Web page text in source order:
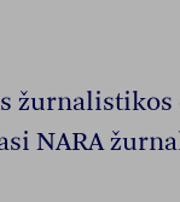
žurnalistikos
NARA